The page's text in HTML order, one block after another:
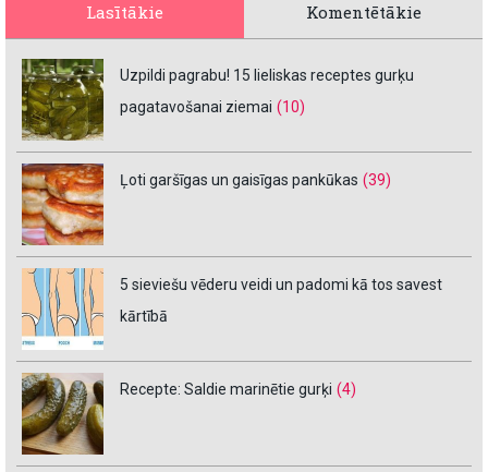
Lasītākie Komentētākie
Uzpildi pagrabu! 15 lieliskas receptes gurķu
pagatavošanai ziemai (10)
Ļoti garšīgas un gaisīgas pankūkas (39)
5 sieviešu vēderu veidi un padomi kā tos savest
kārtībā
Recepte: Saldie marinētie gurķi (4)